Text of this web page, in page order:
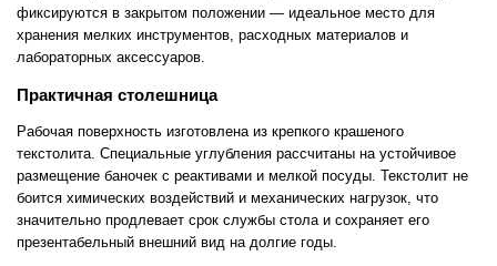
фиксируются в закрытом положении — идеальное место для
хранения мелких инструментов, расходных материалов и
лабораторных аксессуаров.
Практичная столешница
Рабочая поверхность изготовлена из крепкого крашеного
текстолита. Специальные углубления рассчитаны на устойчивое
размещение баночек с реактивами и мелкой посуды. Текстолит не
боится химических воздействий и механических нагрузок, что
значительно продлевает срок службы стола и сохраняет его
презентабельный внешний вид на долгие годы.